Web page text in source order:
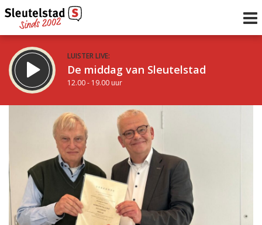
LUISTER LIVE:
De middag van Sleutelstad
12.00 - 19.00 uur
De avond van Sleutelstad
19.00 - 22.00 uur
uur 1 van 0
Inklappen